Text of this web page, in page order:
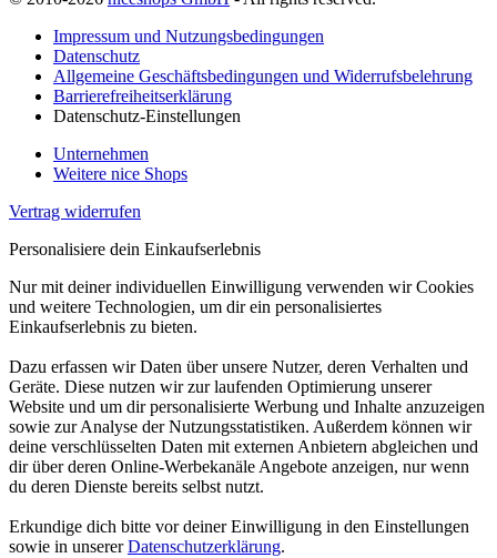
Impressum und Nutzungsbedingungen
Datenschutz
Allgemeine Geschäftsbedingungen und Widerrufsbelehrung
Barrierefreiheitserklärung
Datenschutz-Einstellungen
Unternehmen
Weitere nice Shops
Vertrag widerrufen
Personalisiere dein Einkaufserlebnis
Nur mit deiner individuellen Einwilligung verwenden wir Cookies
und weitere Technologien, um dir ein personalisiertes
Einkaufserlebnis zu bieten.
Dazu erfassen wir Daten über unsere Nutzer, deren Verhalten und
Geräte. Diese nutzen wir zur laufenden Optimierung unserer
Website und um dir personalisierte Werbung und Inhalte anzuzeigen
sowie zur Analyse der Nutzungsstatistiken. Außerdem können wir
deine verschlüsselten Daten mit externen Anbietern abgleichen und
dir über deren Online-Werbekanäle Angebote anzeigen, nur wenn
du deren Dienste bereits selbst nutzt.
Erkundige dich bitte vor deiner Einwilligung in den Einstellungen
sowie in unsererDatenschutzerklärung.